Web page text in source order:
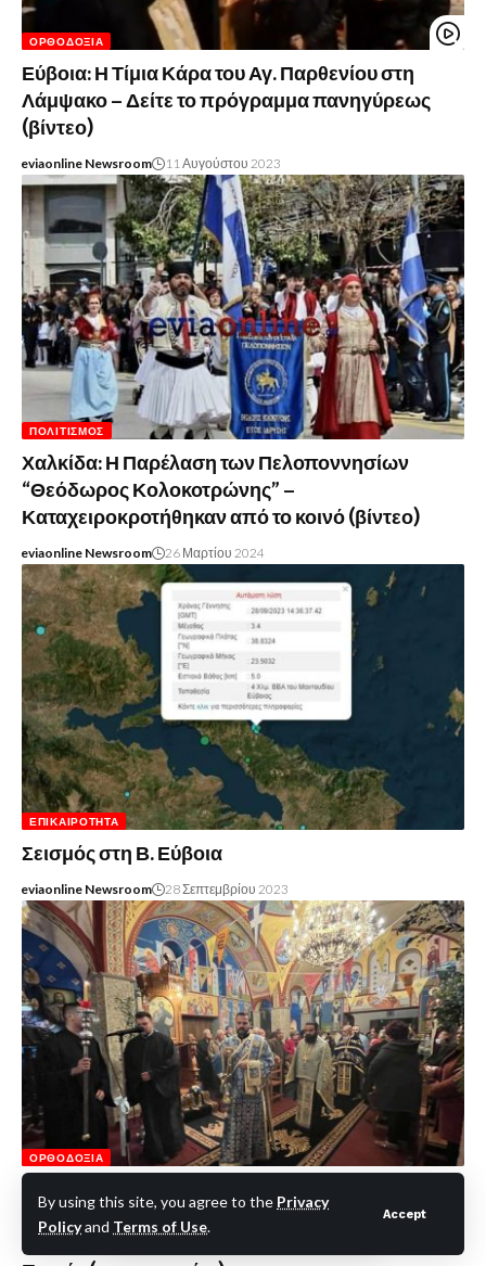
By using this site, you agree to the Privacy
Policyand Terms of Use.
Accept
ΟΡΘΟΔΟΞΊΑ
Εύβοια: Η Τίμια Κάρα του Αγ. Παρθενίου στη
Λάμψακο – Δείτε το πρόγραμμα πανηγύρεως
(βίντεο)
eviaonline Newsroom 11 Αυγούστου 2023
ΠΟΛΙΤΙΣΜΌΣ
Χαλκίδα: Η Παρέλαση των Πελοποννησίων
“Θεόδωρος Κολοκοτρώνης” –
Καταχειροκροτήθηκαν από το κοινό (βίντεο)
eviaonline Newsroom 26 Μαρτίου 2024
ΕΠΙΚΑΙΡΌΤΗΤΑ
Σεισμός στη Β. Εύβοια
eviaonline Newsroom 28 Σεπτεμβρίου 2023
ΟΡΘΟΔΟΞΊΑ
Ευαγγελισμού της Θεοτόκου στην ενορία
Περιβολίων – Κατάμεστος ο Ναός – Πλήθος